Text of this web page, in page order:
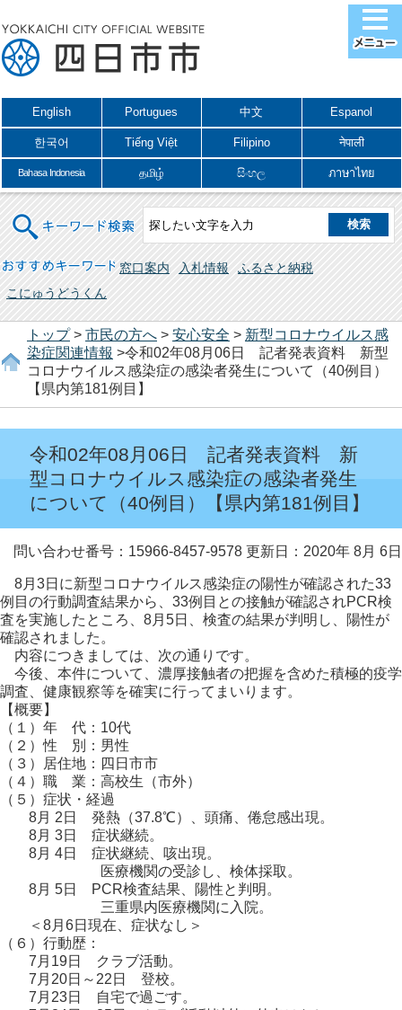
English Portugues 中文 Espanol
한국어 Tiếng Việt Filipino नेपाली
Bahasa Indonesia தமிழ் සිංහල ภาษาไทย
キーワード検索
おすすめキーワード 窓口案内 入札情報
ふるさと納税
こにゅうどうくん
トップ> 市民の方へ > 安心安全 > 新型コロナウイルス感
染症関連情報 >令和02年08月06日 記者発表資料 新型
コロナウイルス感染症の感染者発生について（40例目）
【県内第181例目】
令和02年08月06日 記者発表資料 新
型コロナウイルス感染症の感染者発生
について（40例目）【県内第181例目】
問い合わせ番号：15966-8457-9578 更新日：2020年 8月 6日
8月3日に新型コロナウイルス感染症の陽性が確認された33
例目の行動調査結果から、33例目との接触が確認されPCR検
査を実施したところ、8月5日、検査の結果が判明し、陽性が
確認されました。
内容につきましては、次の通りです。
今後、本件について、濃厚接触者の把握を含めた積極的疫学
調査、健康観察等を確実に行ってまいります。
【概要】
（１）年 代：10代
（２）性 別：男性
（３）居住地：四日市市
（４）職 業：高校生（市外）
（５）症状・経過
8月 2日 発熱（37.8℃）、頭痛、倦怠感出現。
8月 3日 症状継続。
8月 4日 症状継続、咳出現。
医療機関の受診し、検体採取。
8月 5日 PCR検査結果、陽性と判明。
三重県内医療機関に入院。
＜8月6日現在、症状なし＞
（６）行動歴：
7月19日 クラブ活動。
7月20日～22日 登校。
7月23日 自宅で過ごす。